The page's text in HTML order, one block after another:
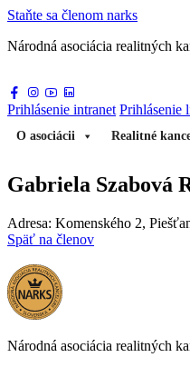
Staňte sa členom narks
Národná asociácia realitných
Prihlásenie intranet Prihlásenie
O asociácii Realitné
Gabriela Szabová
Adresa: Komenského 2,
Späť na členov
Národná asociácia realitných